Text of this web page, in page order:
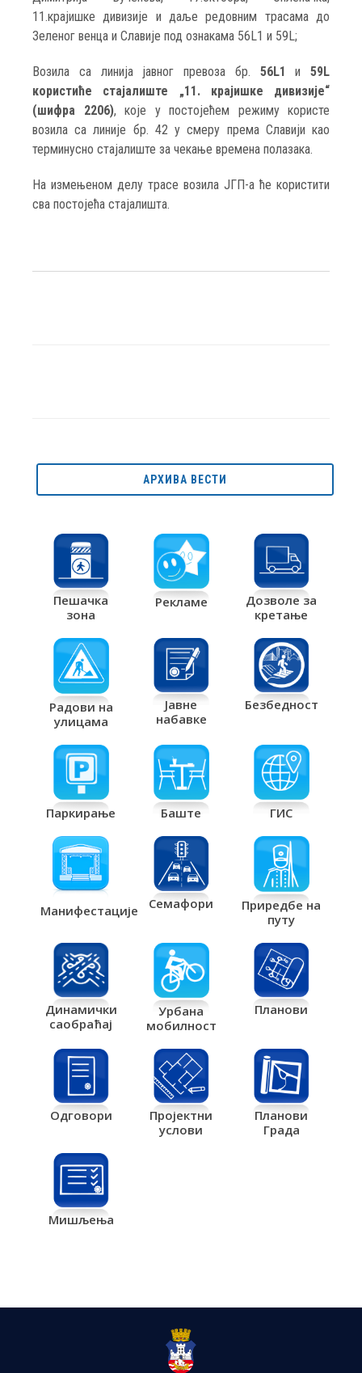
11.крајишке дивизије и даље редовним трасама до
Зеленог венца и Славије под ознакама 56L1 и 59L;
Возила са линија јавног превоза бр. 56L1и 59L
користиће стајалиште „11. крајишке дивизије“
(шифра 2206), које у постојећем режиму користе
возила са линије бр. 42 у смеру према Славији као
терминусно стајалиште за чекање времена полазака.
На измењеном делу трасе возила ЈГП-а ће користити
сва постојећа стајалишта.
АРХИВА ВЕСТИ
Пешачка
зона
Рекламе
Дозволе за
кретање
Радови на
улицама
Јавне
набавке
Безбедност
Паркирање Баште ГИС
Манифестације Семафори
Приредбе на
путу
Динамички
саобраћај
Урбана
мобилност
Планови
Одговори
Пројектни
услови
Планови
Града
Мишљења